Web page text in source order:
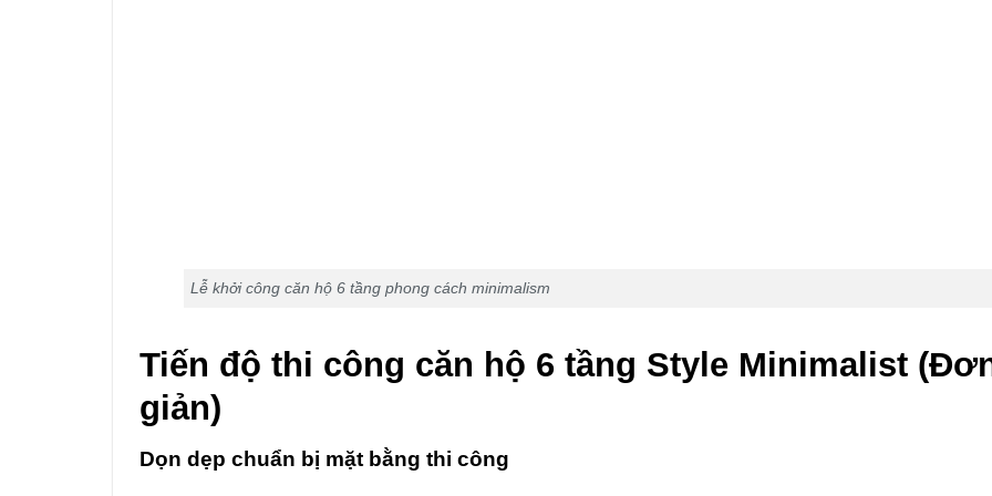
Lễ khởi công căn hộ 6 tầng phong cách minimalism
Tiến độ thi công căn hộ 6 tầng Style Minimalist
giản)
Dọn dẹp chuẩn bị mặt bằng thi công